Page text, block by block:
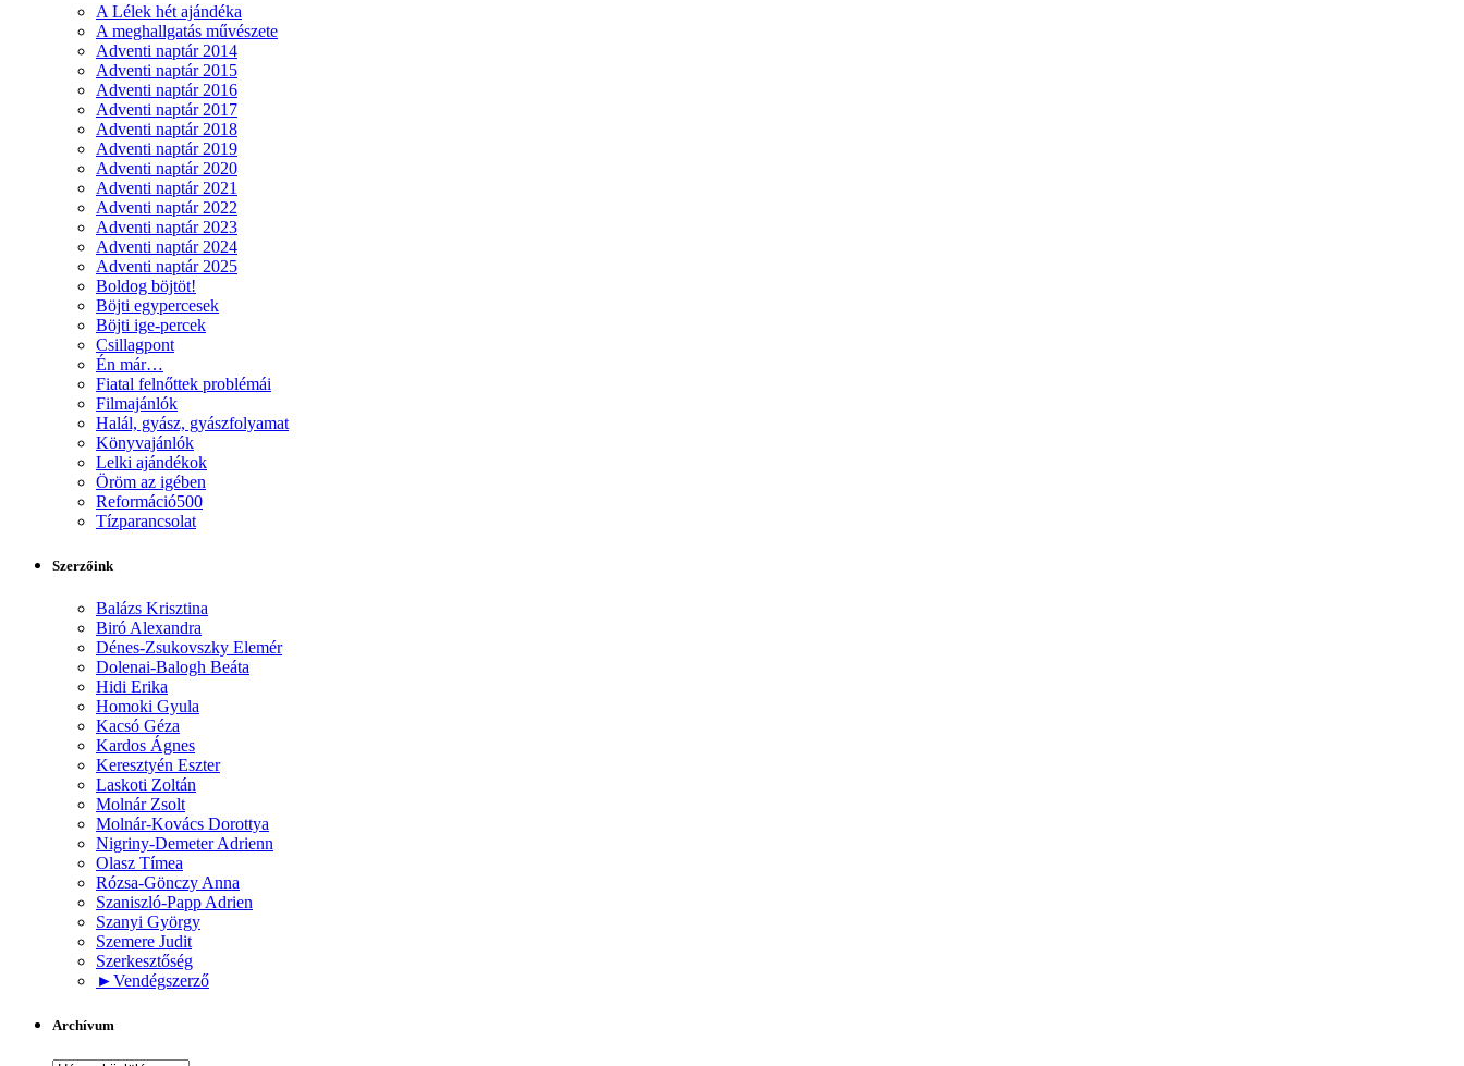
A Lélek hét ajándéka
A meghallgatás művészete
Adventi naptár 2014
Adventi naptár 2015
Adventi naptár 2016
Adventi naptár 2017
Adventi naptár 2018
Adventi naptár 2019
Adventi naptár 2020
Adventi naptár 2021
Adventi naptár 2022
Adventi naptár 2023
Adventi naptár 2024
Adventi naptár 2025
Boldog böjtöt!
Böjti egypercesek
Böjti ige-percek
Csillagpont
Én már…
Fiatal felnőttek problémái
Filmajánlók
Halál, gyász, gyászfolyamat
Könyvajánlók
Lelki ajándékok
Öröm az igében
Reformáció500
Tízparancsolat
Szerzőink
Balázs Krisztina
Biró Alexandra
Dénes-Zsukovszky Elemér
Dolenai-Balogh Beáta
Hidi Erika
Homoki Gyula
Kacsó Géza
Kardos Ágnes
Keresztyén Eszter
Laskoti Zoltán
Molnár Zsolt
Molnár-Kovács Dorottya
Nigriny-Demeter Adrienn
Olasz Tímea
Rózsa-Gönczy Anna
Szaniszló-Papp Adrien
Szanyi György
Szemere Judit
Szerkesztőség
►Vendégszerző
Archívum